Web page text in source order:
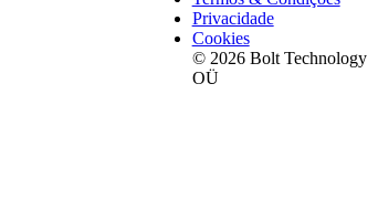
Privacidade
Cookies
© 2026 Bolt Technology
OÜ